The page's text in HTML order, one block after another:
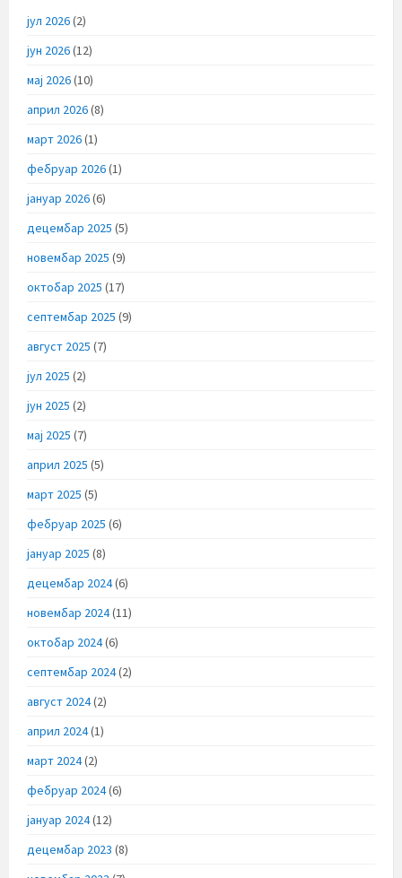
јул 2026(2)
јун 2026(12)
мај 2026(10)
април 2026(8)
март 2026(1)
фебруар 2026(1)
јануар 2026(6)
децембар 2025 (5)
новембар 2025 (9)
октобар 2025 (17)
септембар 2025 (9)
август 2025 (7)
јул 2025 (2)
јун 2025 (2)
мај 2025 (7)
април 2025 (5)
март 2025 (5)
фебруар 2025 (6)
јануар 2025 (8)
децембар 2024(6)
новембар 2024(11)
октобар 2024(6)
септембар 2024(2)
август 2024(2)
април 2024(1)
март 2024(2)
фебруар 2024(6)
јануар 2024(12)
децембар 2023 (8)